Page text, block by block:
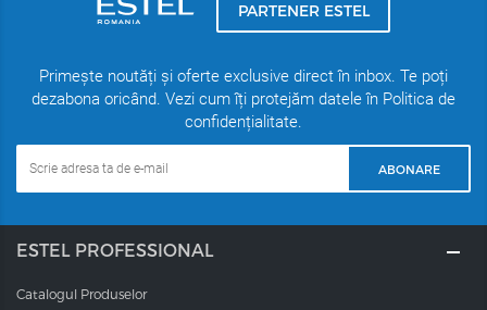
PARTENER ESTEL
Primește noutăți și oferte exclusive direct în inbox. Te poți
dezabona oricând. Vezi cum îți protejăm datele în Politica de
confidențialitate.
ABONARE
ESTEL PROFESSIONAL
Catalogul Produselor